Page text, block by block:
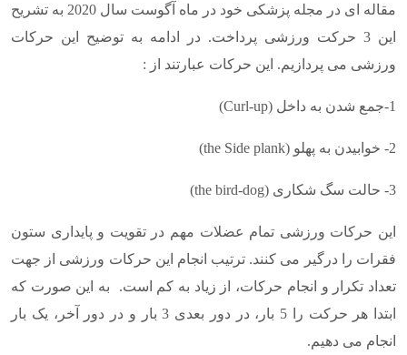
مقاله ای در مجله پزشکی خود در ماه آگوست سال 2020 به تشریح
این 3 حرکت ورزشی پرداخت. در ادامه به توضیح این حرکات
ورزشی می پردازیم. این حرکات عبارتند از :
1-جمع شدن به داخل (Curl-up)
2- خوابیدن به پهلو (the Side plank)
3- حالت سگ شکاری (the bird-dog)
این حرکات ورزشی تمام عضلات مهم در تقویت و پایداری ستون
فقرات را درگیر می کنند. ترتیب انجام این حرکات ورزشی از جهت
تعداد تکرار و انجام حرکات، از زیاد به کم است. به این صورت که
ابتدا هر حرکت را 5 بار، در دور بعدی 3 بار و در دور آخر، یک بار
انجام می دهیم.